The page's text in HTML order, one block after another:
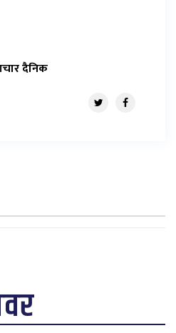
दैनिक